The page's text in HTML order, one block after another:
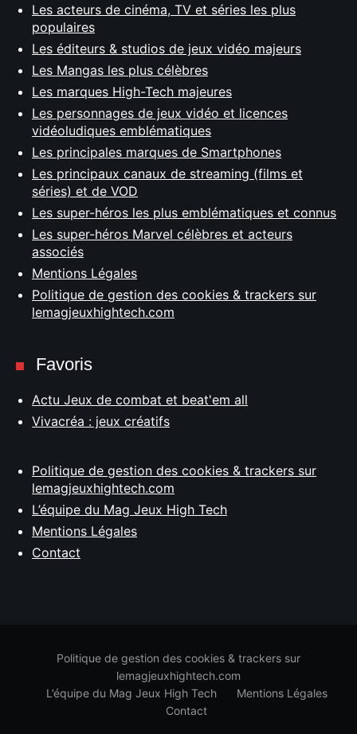
Les acteurs de cinéma, TV et séries les plus
populaires
Les éditeurs & studios de jeux vidéo majeurs
Les Mangas les plus célèbres
Les marques High-Tech majeures
Les personnages de jeux vidéo et licences
vidéoludiques emblématiques
Les principales marques de Smartphones
Les principaux canaux de streaming (films et
séries) et de VOD
Les super-héros les plus emblématiques et connus
Les super-héros Marvel célèbres et acteurs
associés
Mentions Légales
Politique de gestion des cookies & trackers sur
lemagjeuxhightech.com
Favoris
Actu Jeux de combat et beat'em all
Vivacréa : jeux créatifs
Politique de gestion des cookies & trackers sur
lemagjeuxhightech.com
L’équipe du Mag Jeux High Tech
Mentions Légales
Contact
Politique de gestion des cookies & trackers sur
lemagjeuxhightech.com
L’équipe du Mag Jeux High Tech
Mentions Légales
Contact